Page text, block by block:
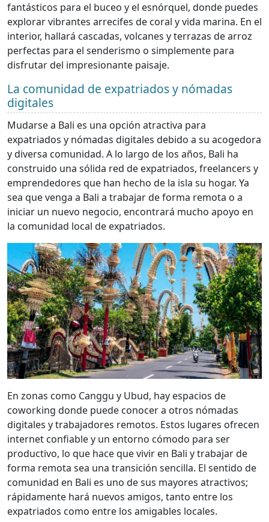
fantásticos para el buceo y el esnórquel, donde puedes
explorar vibrantes arrecifes de coral y vida marina. En el
interior, hallará cascadas, volcanes y terrazas de arroz
perfectas para el senderismo o simplemente para
disfrutar del impresionante paisaje.
La comunidad de expatriados y nómadas
digitales
Mudarse a Bali es una opción atractiva para
expatriados y nómadas digitales debido a su acogedora
y diversa comunidad. A lo largo de los años, Bali ha
construido una sólida red de expatriados, freelancers y
emprendedores que han hecho de la isla su hogar. Ya
sea que venga a Bali a trabajar de forma remota o a
iniciar un nuevo negocio, encontrará mucho apoyo en
la comunidad local de expatriados.
En zonas como Canggu y Ubud, hay espacios de
coworking donde puede conocer a otros nómadas
digitales y trabajadores remotos. Estos lugares ofrecen
internet confiable y un entorno cómodo para ser
productivo, lo que hace que vivir en Bali y trabajar de
forma remota sea una transición sencilla. El sentido de
comunidad en Bali es uno de sus mayores atractivos;
rápidamente hará nuevos amigos, tanto entre los
expatriados como entre los amigables locales.